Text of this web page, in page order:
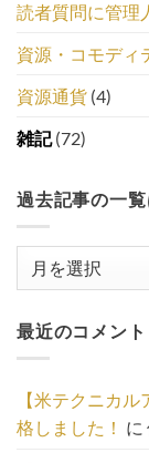
読者質問に管理
資源・コモディ
資源通貨 (4)
雑記(72)
過去記事の一
事
の
覧
は
最近のコメント
【米テクニカ
格しました！ に